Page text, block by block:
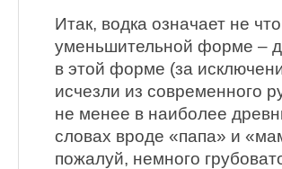
Итак, водка означает не
уменьшительной форме –
в этой форме (за
исчезли из современного
не менее в наиболее
словах вроде «папа» и
пожалуй, немного